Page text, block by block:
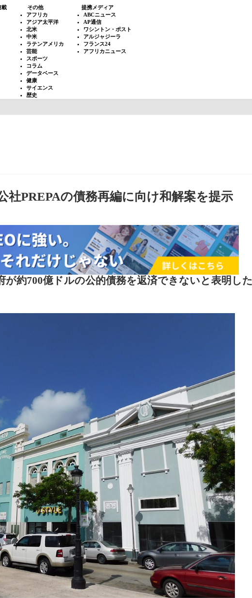
載
その他
アフリカ
アジア太平洋
北米
中米
ラテンアメリカ
芸能
スポーツ
コラム
データベース
健康
サイエンス
歴史
提携メディア
ABCニュース
AP通信
ワシントン・ポスト
アルジャジーラ
フランス24
アフリカニュース
社PREPAの債務再編に向け和解案を提示
が約700億ドルの公的債務を返済できないと表明した